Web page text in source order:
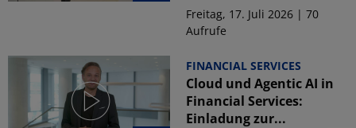
Freitag, 17. Juli 2026 | 70
Aufrufe
FINANCIAL SERVICES
Cloud und Agentic AI in
Financial Services:
Einladung zur...